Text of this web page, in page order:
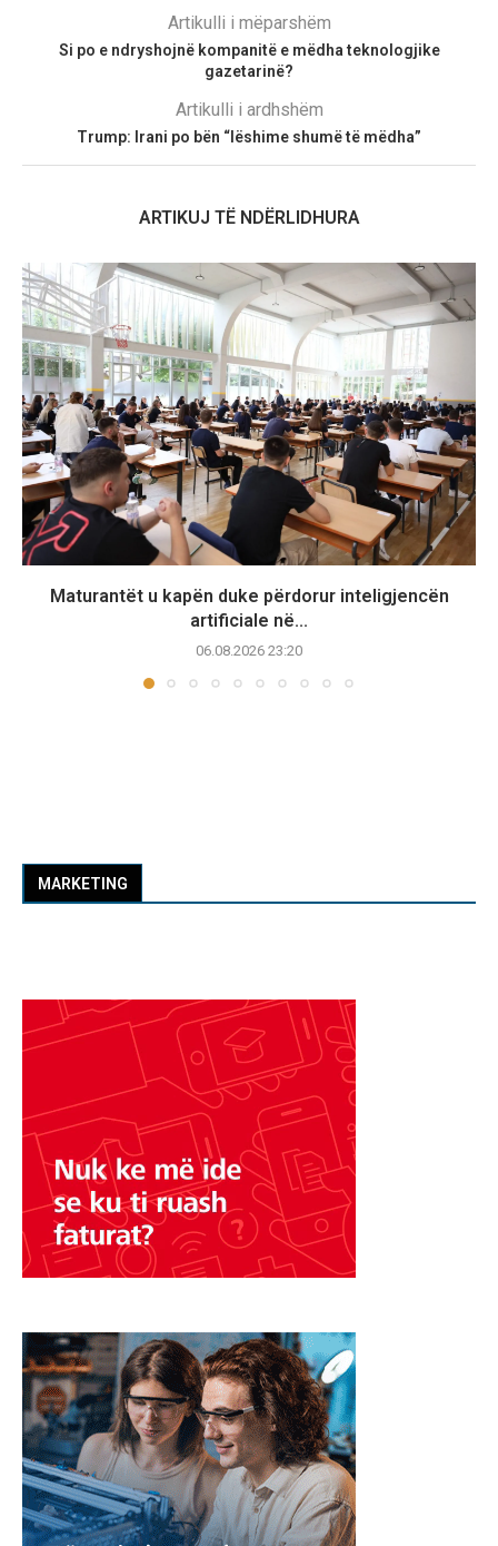
Artikulli i mëparshëm
Si po e ndryshojnë kompanitë e mëdha teknologjike
gazetarinë?
Artikulli i ardhshëm
Trump: Irani po bën “lëshime shumë të mëdha”
ARTIKUJ TË NDËRLIDHURA
Maturantët u kapën duke përdorur inteligjencën
artificiale në...
06.08.2026 23:20
MARKETING